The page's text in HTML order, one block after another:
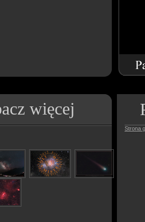
więcej
Strona